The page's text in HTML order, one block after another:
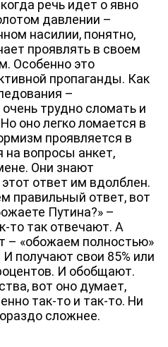
речь идет о явно
давлении –
насилии, понятно,
проявлять в своем
Особенно это
пропаганды. Как
–
трудно сломать и
оно легко ломается в
проявляется в
на вопросы анкет,
Они знают
ответ им вдолблен.
правильный ответ, вот
Путина?» –
то так отвечают. А
– «обожаем полностью»
получают свои 85% или
И обобщают.
вот оно думает,
так-то и так-то. Ни
сложнее.